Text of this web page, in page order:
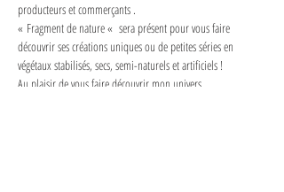
producteurs et commerçants .
« Fragment de nature «  sera présent pour vous faire
découvrir ses créations uniques ou de petites séries en
végétaux stabilisés, secs, semi-naturels et artificiels !
Au plaisir de vous faire découvrir mon univers .